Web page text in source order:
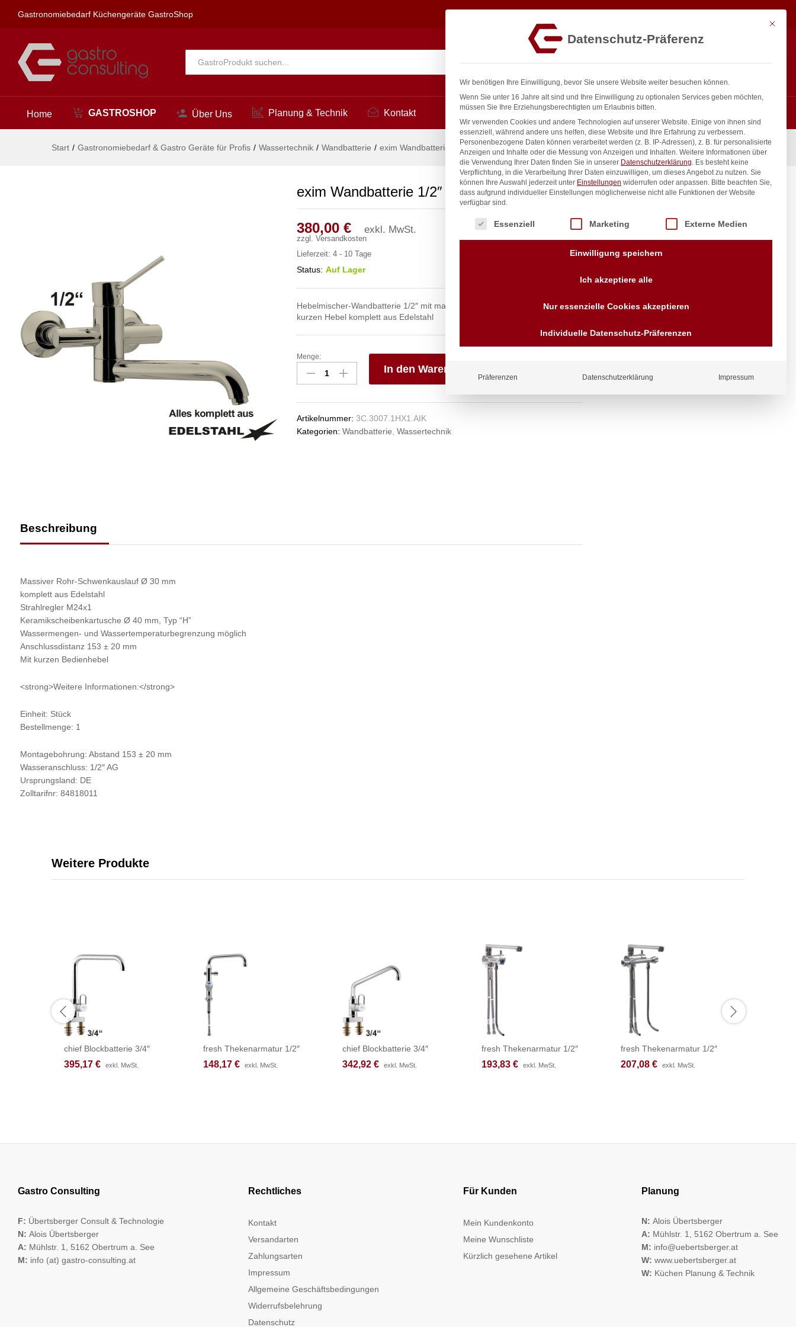
Gastronomiebedarf Küchengeräte GastroShop
Alle Suchen
Home GASTROSHOP Über Uns Planung & Technik Kontakt
Start / Gastronomiebedarf & Gastro Geräte für Profis / Wassertechnik / Wandbatterie / exim Wandbatterie 1/2″
exim Wandbatterie 1/2″
380,00 € exkl. MwSt.
zzgl. Versandkosten
Lieferzeit: 4 - 10 Tage
Status: Auf Lager
Hebelmischer-Wandbatterie 1/2″ mit massivem Rohr-Schwenkauslauf und
kurzen Hebel komplett aus Edelstahl
exim
Wandbatterie
1/2"
Menge:
In den Warenkorb
Artikelnummer: 3C.3007.1HX1.AIK
Kategorien: Wandbatterie, Wassertechnik
Beschreibung
Massiver Rohr-Schwenkauslauf Ø 30 mm
komplett aus Edelstahl
Strahlregler M24x1
Keramikscheibenkartusche Ø 40 mm, Typ “H”
Wassermengen- und Wassertemperaturbegrenzung möglich
Anschlussdistanz 153 ± 20 mm
Mit kurzen Bedienhebel
<strong>Weitere Informationen:</strong>
Einheit: Stück
Bestellmenge: 1
Montagebohrung: Abstand 153 ± 20 mm
Wasseranschluss: 1/2″ AG
Ursprungsland: DE
Zolltarifnr: 84818011
inkl. / exkl. MwSt.
Anfragen
Wir sind seit über 40 Jahren
für Sie da
Vorrauskasse Paypal,
Kreditkarte, Direkt
Weitere Produkte
chief Blockbatterie 3/4″
395,17 € exkl. MwSt.
395,17 € exkl. MwSt.
fresh Thekenarmatur 1/2″
148,17 € exkl. MwSt.
148,17 € exkl. MwSt.
chief Blockbatterie 3/4″
342,92 € exkl. MwSt.
342,92 € exkl. MwSt.
fresh Thekenarmatur 1/2″
193,83 € exkl. MwSt.
193,83 € exkl. MwSt.
fresh Thekenarmatur 1/2″
207,08 € exkl. MwSt.
207,08 € exkl. MwSt.
Gastro Consulting
F: Übertsberger Consult & Technologie
N: Alois Übertsberger
A: Mühlstr. 1, 5162 Obertrum a. See
M: info (at) gastro-consulting.at
Rechtliches
Kontakt
Versandarten
Zahlungsarten
Impressum
Allgemeine Geschäftsbedingungen
Widerrufsbelehrung
Datenschutz
Für Kunden
Mein Kundenkonto
Meine Wunschliste
Kürzlich gesehene Artikel
Planung
N: Alois Übertsberger
A: Mühlstr. 1, 5162 Obertrum a. See
M: info@uebertsberger.at
W: www.uebertsberger.at
W: Küchen Planung & Technik
Beschreibung
380,00€ exkl. MwSt. In den Warenkorb
Mit
Datenschutz-Präferenz
Wir benötigen Ihre Einwilligung, bevor Sie unsere Website weiter besuchen können.
Wenn Sie unter 16 Jahre alt sind und Ihre Einwilligung zu optionalen Services geben möchten,
müssen Sie Ihre Erziehungsberechtigten um Erlaubnis bitten.
Wir verwenden Cookies und andere Technologien auf unserer Website. Einige von ihnen sind
essenziell, während andere uns helfen, diese Website und Ihre Erfahrung zu verbessern.
Personenbezogene Daten können verarbeitet werden (z. B. IP-Adressen), z. B. für personalisierte
Anzeigen und Inhalte oder die Messung von Anzeigen und Inhalten. Weitere Informationen über
die Verwendung Ihrer Daten finden Sie in unserer Datenschutzerklärung. Es besteht keine
Verpflichtung, in die Verarbeitung Ihrer Daten einzuwilligen, um dieses Angebot zu nutzen. Sie
können Ihre Auswahl jederzeit unter Einstellungen widerrufen oder anpassen. Bitte beachten Sie,
dass aufgrund individueller Einstellungen möglicherweise nicht alle Funktionen der Website
verfügbar sind.
Es folgt eine Liste der Service-Gruppen, für die eine Einwilligung erteilt werden kann.
Essenziell Marketing Externe Medien
Einwilligung speichern
Ich akzeptiere alle
Nur essenzielle Cookies akzeptieren
Individuelle Datenschutz-Präferenzen
Präferenzen Datenschutzerklärung Impressum